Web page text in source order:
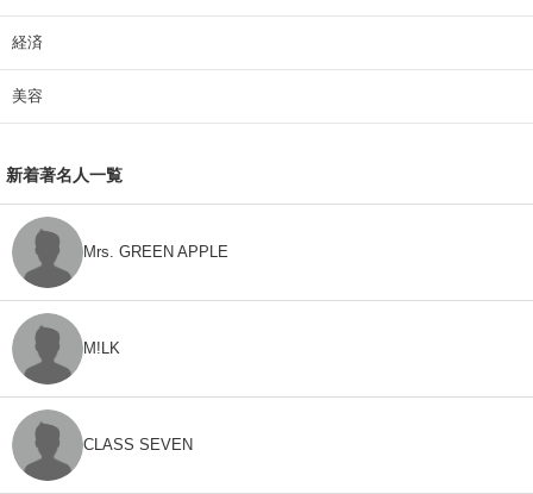
経済
美容
新着著名人一覧
Mrs. GREEN APPLE
M!LK
CLASS SEVEN